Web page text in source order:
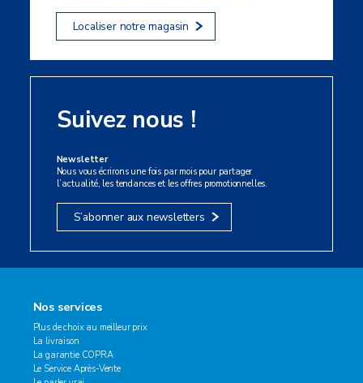
Localiser notre magasin
Suivez nous !
Newsletter
Nous vous écrirons une fois par mois pour partager
l’actualité, les tendances et les offres promotionnelles.
S’abonner aux newsletters
Nos services
Plus de choix au meilleur prix
La livraison
La garantie COPRA
Le Service Après-Vente